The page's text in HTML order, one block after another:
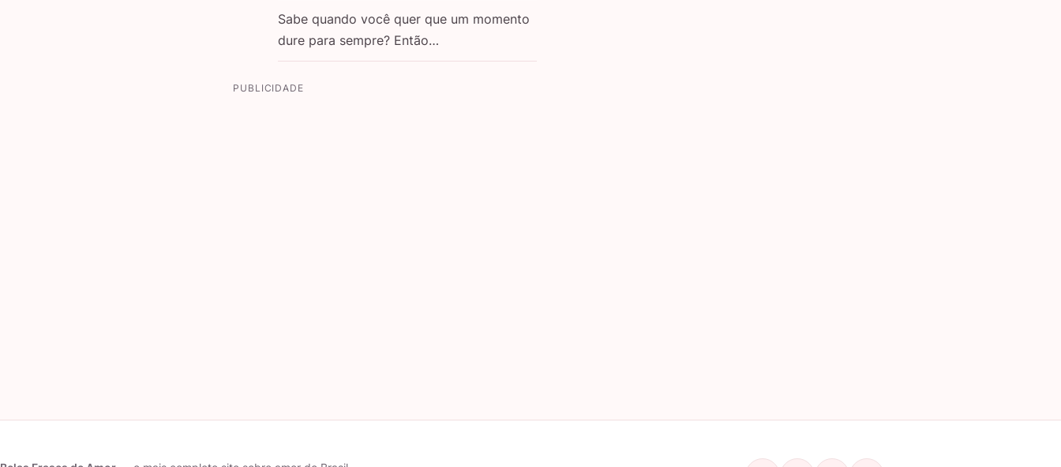
Sabe quando você quer que um momento
dure para sempre? Então…
PUBLICIDADE